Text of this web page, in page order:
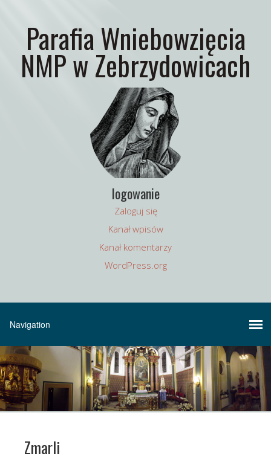
Parafia Wniebowzięcia
NMP w Zebrzydowicach
logowanie
Zaloguj się
Kanał wpisów
Kanał komentarzy
WordPress.org
Zmarli